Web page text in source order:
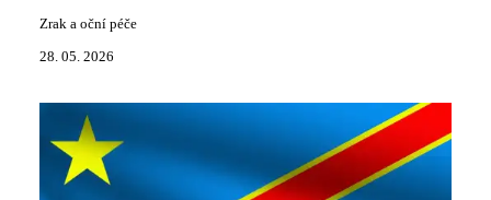
Zrak a oční péče
28. 05. 2026